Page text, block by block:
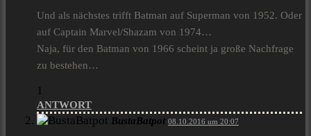
Und als nächstes trifft Batman auf Superman von 1952. Oder
auf Captain Marvel/Shazam von 1974…
Naja, für den Batman von 1966 scheint ja große Nachfrage
zu bestehen…
1
ANTWORT
BustaBatpot 08.10.2016 um 20:07